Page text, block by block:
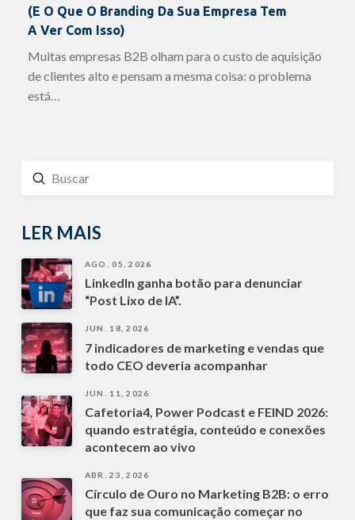
(e O Que O Branding Da Sua Empresa Tem
A Ver Com Isso)
Muitas empresas B2B olham para o custo de aquisição
de clientes alto e pensam a mesma coisa: o problema
está…
Buscar
Enviar
LER MAIS
AGO. 05, 2026
LinkedIn ganha botão para denunciar
“Post Lixo de IA”.
JUN. 18, 2026
7 indicadores de marketing e vendas que
todo CEO deveria acompanhar
JUN. 11, 2026
Cafetoria4, Power Podcast e FEIND 2026:
quando estratégia, conteúdo e conexões
acontecem ao vivo
ABR. 23, 2026
Círculo de Ouro no Marketing B2B: o erro
que faz sua comunicação começar no